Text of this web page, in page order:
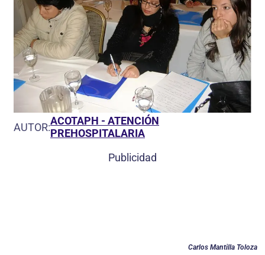
AUTOR:ACOTAPH - ATENCIÓN
PREHOSPITALARIA
Publicidad
Carlos Mantilla Toloza